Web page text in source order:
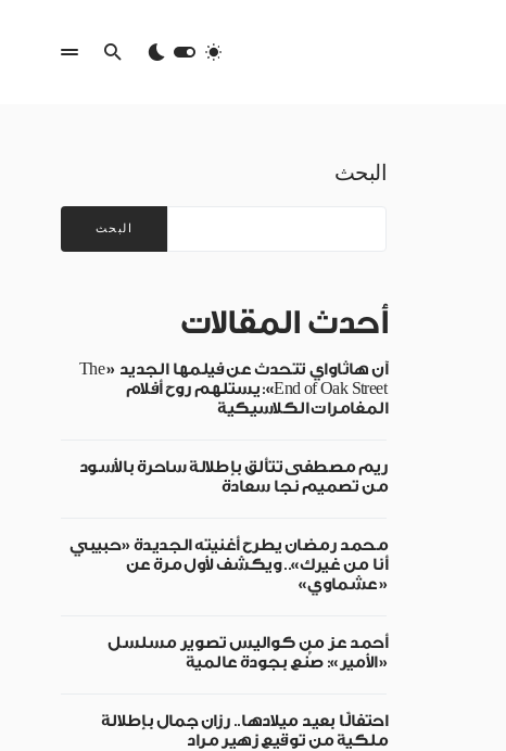
البحث
البحث
أحدث المقالات
آن هاثاواي تتحدث عن فيلمها الجديد «The
End of Oak Street»: يستلهم روح أفلام
المغامرات الكلاسيكية
ريم مصطفى تتألق بإطلالة ساحرة بالأسود
من تصميم نجا سعادة
محمد رمضان يطرح أغنيته الجديدة «حبيبي
أنا من غيرك».. ويكشف لأول مرة عن
«عشماوي»
أحمد عز من كواليس تصوير مسلسل
«الأمير»: صُنع بجودة عالمية
احتفالًا بعيد ميلادها.. رزان جمال بإطلالة
ملكية من توقيع زهير مراد